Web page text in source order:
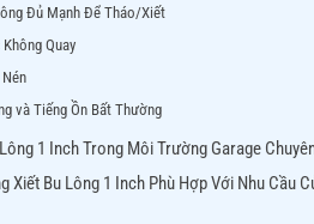
Đủ Mạnh Để Tháo/Xiết
Quay
và Tiếng Ồn Bất Thường
1 Inch Trong Môi Trường Garage
Xiết Bu Lông 1 Inch Phù Hợp Với Nhu Cầu